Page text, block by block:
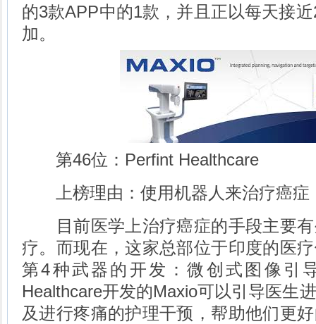
的3款APP中的1款，并且正以每天接
加。
第46位：Perfint Healthcare
上榜理由：使用机器人来治疗癌症
目前医学上治疗癌症的手段主要有
疗。而现在，这家总部位于印度的医
第4种武器的开发：微创式图像引
Healthcare开发的Maxio可以引导医生
及进行疼痛的护理干预，帮助他们更